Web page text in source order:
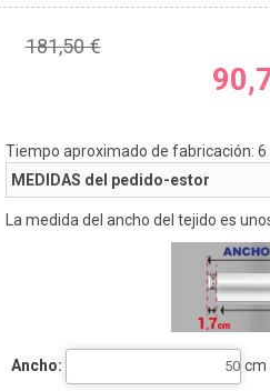
181,50 €
Tiempo aproximado de fabricación: 6
MEDIDAS del pedido-estor
La medida del ancho del tejido es
Ancho: cm